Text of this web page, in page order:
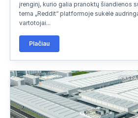
įrenginį, kurio galia pranoktų šiandienos
tema „Reddit“ platformoje sukėlė
vartotojai...
Plačiau